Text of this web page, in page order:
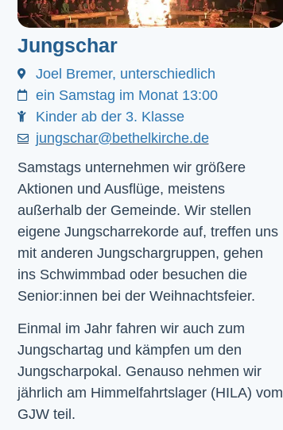
Jungschar
Joel Bremer, unterschiedlich
ein Samstag im Monat 13:00
Kinder ab der 3. Klasse
jungschar@bethelkirche.de
Samstags unternehmen wir größere
Aktionen und Ausflüge, meistens
außerhalb der Gemeinde. Wir stellen
eigene Jungscharrekorde auf, treffen uns
mit anderen Jungschargruppen, gehen
ins Schwimmbad oder besuchen die
Senior:innen bei der Weihnachtsfeier.
Einmal im Jahr fahren wir auch zum
Jungschartag und kämpfen um den
Jungscharpokal. Genauso nehmen wir
jährlich am Himmelfahrtslager (HILA) vom
GJW teil.